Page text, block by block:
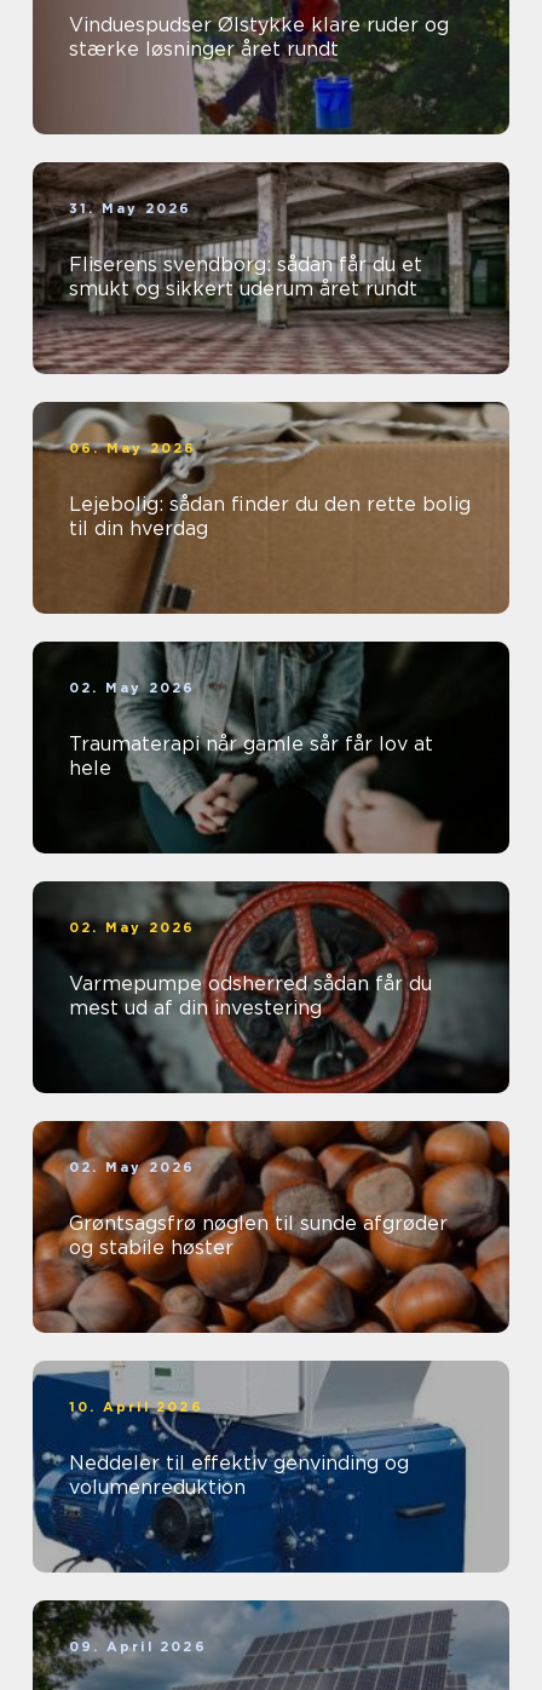
Vinduespudser Ølstykke klare ruder og
stærke løsninger året rundt
31. May 2026
Fliserens svendborg: sådan får du et
smukt og sikkert uderum året rundt
06. May 2026
Lejebolig: sådan finder du den rette bolig
til din hverdag
02. May 2026
Traumaterapi når gamle sår får lov at
hele
02. May 2026
Varmepumpe odsherred sådan får du
mest ud af din investering
02. May 2026
Grøntsagsfrø nøglen til sunde afgrøder
og stabile høster
10. April 2026
Neddeler til effektiv genvinding og
volumenreduktion
09. April 2026